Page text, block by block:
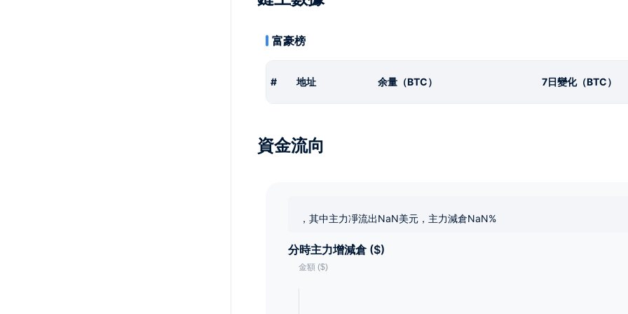
富豪榜
# 地址 余量（BTC） 7日變化（BTC）
資金流向
，其中主力凈流出NaN美元，主力減倉NaN%
分時主力增減倉 ($)